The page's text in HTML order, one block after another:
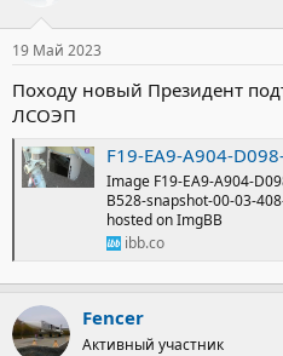
:
19 Май 2023
Походу новый Президент
ЛСОЭП
F19-EA9-A904-D098-CC80816-CB5-BC699-C394693-
Image F19-EA9-A904-
B528-snapshot-00-03-
hosted on ImgBB
ibb.co
Fencer
Активный участник